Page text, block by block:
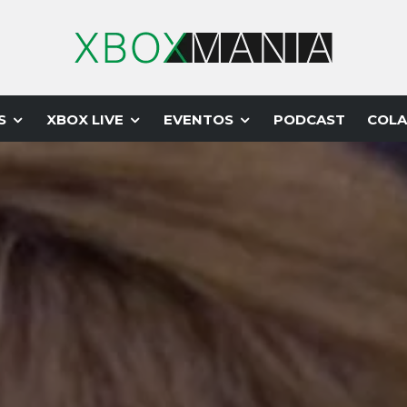
XBOX LIVE EVENTOS PODCAST